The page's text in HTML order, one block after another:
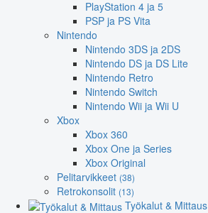
PlayStation 4 ja 5
PSP ja PS Vita
Nintendo
Nintendo 3DS ja 2DS
Nintendo DS ja DS Lite
Nintendo Retro
Nintendo Switch
Nintendo Wii ja Wii U
Xbox
Xbox 360
Xbox One ja Series
Xbox Original
Pelitarvikkeet (38)
Retrokonsolit (13)
Työkalut & Mittaus